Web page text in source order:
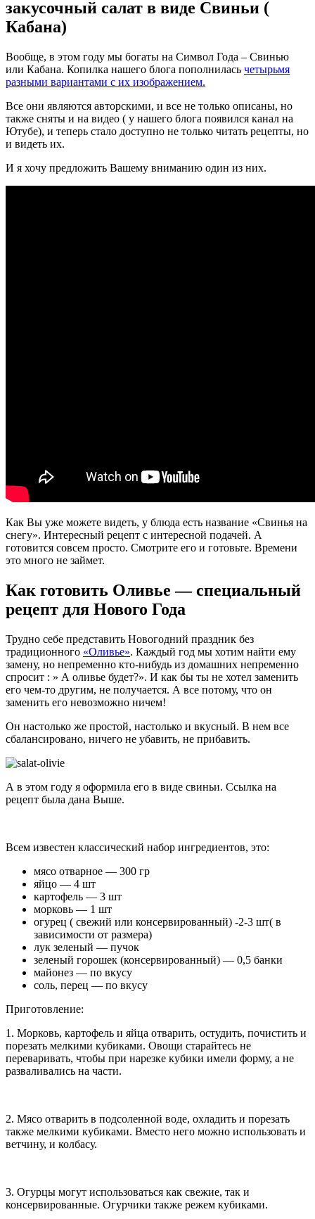
закусочный салат в виде Свиньи (
Кабана)
Вообще, в этом году мы богаты на Символ Года – Свинью
или Кабана. Копилка нашего блога пополнилась четырьмя
разными вариантами с их изображением.
Все они являются авторскими, и все не только описаны, но
также сняты и на видео ( у нашего блога появился канал на
Ютубе), и теперь стало доступно не только читать рецепты, но
и видеть их.
И я хочу предложить Вашему вниманию один из них.
Как Вы уже можете видеть, у блюда есть название «Свинья на
снегу». Интересный рецепт с интересной подачей. А
готовится совсем просто. Смотрите его и готовьте. Времени
это много не займет.
Как готовить Оливье — специальный
рецепт для Нового Года
Трудно себе представить Новогодний праздник без
традиционного «Оливье». Каждый год мы хотим найти ему
замену, но непременно кто-нибудь из домашних непременно
спросит : » А оливье будет?». И как бы ты не хотел заменить
его чем-то другим, не получается. А все потому, что он
заменить его невозможно ничем!
Он настолько же простой, настолько и вкусный. В нем все
сбалансировано, ничего не убавить, не прибавить.
А в этом году я оформила его в виде свиньи. Ссылка на
рецепт была дана Выше.
Всем известен классический набор ингредиентов, это:
мясо отварное — 300 гр
яйцо — 4 шт
картофель — 3 шт
морковь — 1 шт
огурец ( свежий или консервированный) -2-3 шт( в
зависимости от размера)
лук зеленый — пучок
зеленый горошек (консервированный) — 0,5 банки
майонез — по вкусу
соль, перец — по вкусу
Приготовление:
1. Морковь, картофель и яйца отварить, остудить, почистить и
порезать мелкими кубиками. Овощи старайтесь не
переваривать, чтобы при нарезке кубики имели форму, а не
разваливались на части.
2. Мясо отварить в подсоленной воде, охладить и порезать
также мелкими кубиками. Вместо него можно использовать и
ветчину, и колбасу.
3. Огурцы могут использоваться как свежие, так и
консервированные. Огурчики также режем кубиками.